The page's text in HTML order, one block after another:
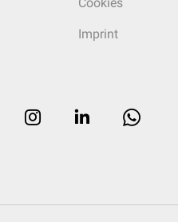
Imprint